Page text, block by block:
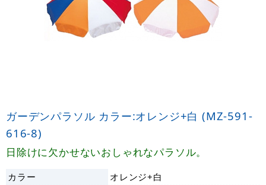
ガーデンパラソル カラー:オレンジ+白 (MZ-591-
616-8)
日除けに欠かせないおしゃれなパラソル。
カラー
オレンジ+白